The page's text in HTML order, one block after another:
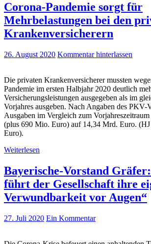
Corona-Pandemie sorgt für
Mehrbelastungen bei den
Krankenversicherern
26. August 2020 Kommentar hinterlassen
Die privaten Krankenversicherer mussten
Pandemie im ersten Halbjahr 2020 deutlich
Versicherungsleistungen ausgegeben als im
Vorjahres ausgeben. Nach Angaben des PKV-
Ausgaben im Vergleich zum
(plus 690 Mio. Euro) auf 14,34 Mrd. Euro.
Euro).
Weiterlesen
Bayerische-Vorstand
führt der Gesellschaft ihre
Verwundbarkeit vor Augen“
27. Juli 2020 Ein Kommentar